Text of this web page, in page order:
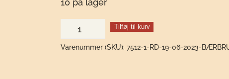
10 på lager
19-
06-
Tilføj til kurv
Varenummer (SKU): 7512-1-RD-19-06-2023-